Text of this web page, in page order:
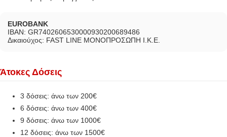
EUROBANK
IBAN: GR7402606530000930200689486
Δικαιούχος: FAST LINE ΜΟΝΟΠΡΟΣΩΠΗ Ι.Κ.Ε.
Άτοκες Δόσεις
3 δόσεις: άνω των 200€
6 δόσεις: άνω των 400€
9 δόσεις: άνω των 1000€
12 δόσεις: άνω των 1500€